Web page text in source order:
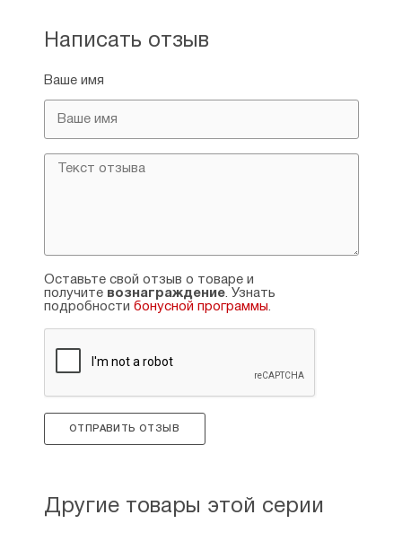
Написать отзыв
Ваше имя
Оставьте свой отзыв о товаре и
получите вознаграждение. Узнать
подробности бонусной программы.
ОТПРАВИТЬ ОТЗЫВ
Другие товары этой серии